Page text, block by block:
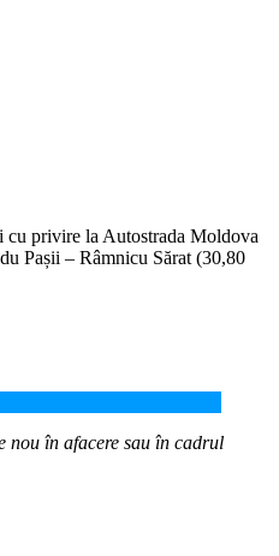
cu privire la Autostrada Moldova
Pașii – Râmnicu Sărat (30,80
nou în afacere sau în cadrul